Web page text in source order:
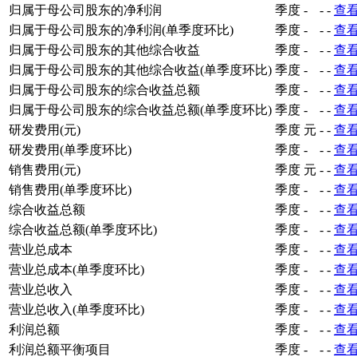
归属于母公司股东的净利润 季度 - - - 查
归属于母公司股东的净利润(单季度环比)
季度 - - - 查
归属于母公司股东的其他综合收益
季度 - - - 查
归属于母公司股东的其他综合收益(单季度环比) 季度 - - - 查
归属于母公司股东的综合收益总额
季度 - - - 查
归属于母公司股东的综合收益总额(单季度环比) 季度 - - - 查
研发费用(元)
季度 元 - - 查
研发费用(单季度环比)
季度 - - - 查
销售费用(元)
季度 元 - - 查
销售费用(单季度环比)
季度 - - - 查
综合收益总额
季度 - - - 查
综合收益总额(单季度环比)
季度 - - - 查
营业总成本
季度 - - - 查
营业总成本(单季度环比)
季度 - - - 查
营业总收入
季度 - - - 查
营业总收入(单季度环比)
季度 - - - 查
利润总额
季度 - - - 查
利润总额平衡项目
季度 - - - 查